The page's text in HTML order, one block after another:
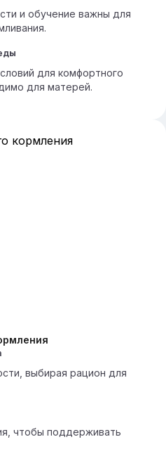
и обучение важны для
для комфортного
для матерей.
выбирая рацион для
чтобы поддерживать